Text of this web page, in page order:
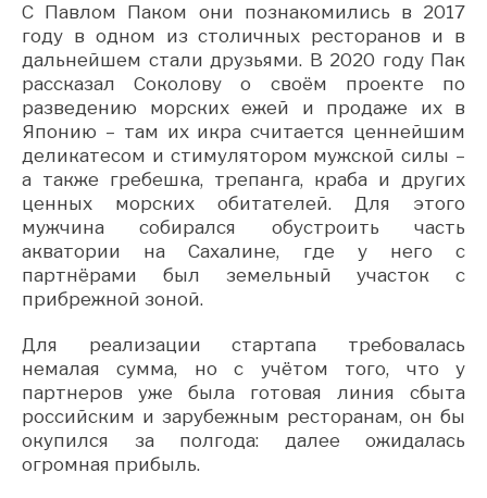
С Павлом Паком они познакомились в 2017
году в одном из столичных ресторанов и в
дальнейшем стали друзьями. В 2020 году Пак
рассказал Соколову о своём проекте по
разведению морских ежей и продаже их в
Японию – там их икра считается ценнейшим
деликатесом и стимулятором мужской силы –
а также гребешка, трепанга, краба и других
ценных морских обитателей. Для этого
мужчина собирался обустроить часть
акватории на Сахалине, где у него с
партнёрами был земельный участок с
прибрежной зоной.
Для реализации стартапа требовалась
немалая сумма, но с учётом того, что у
партнеров уже была готовая линия сбыта
российским и зарубежным ресторанам, он бы
окупился за полгода: далее ожидалась
огромная прибыль.